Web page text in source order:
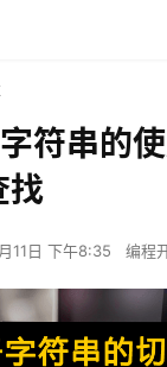
符串的
找
11日 下午8:35 编程